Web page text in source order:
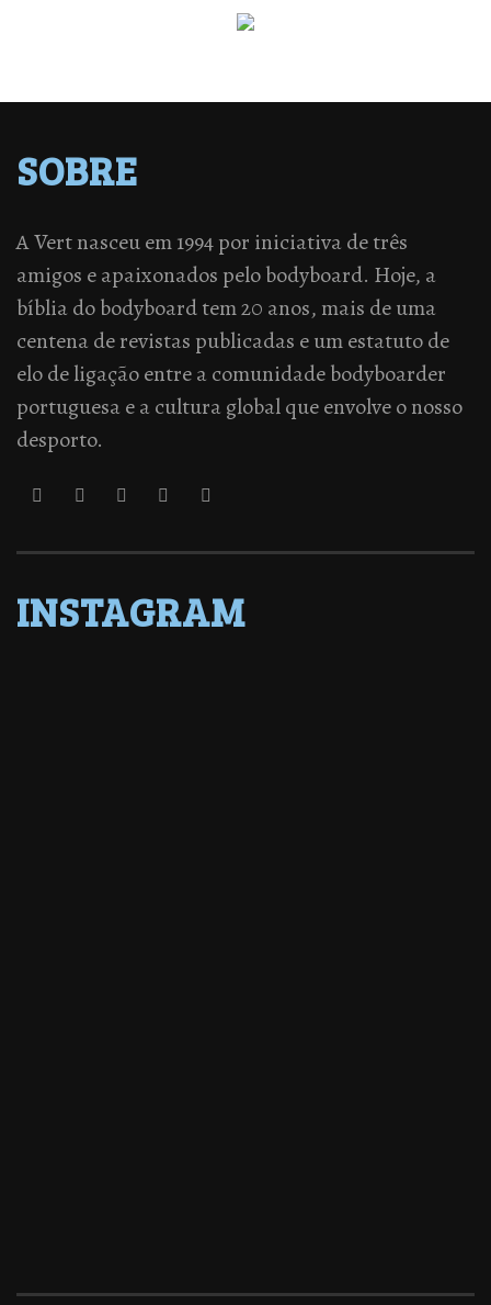
SOBRE
A Vert nasceu em 1994 por iniciativa de três
amigos e apaixonados pelo bodyboard. Hoje, a
bíblia do bodyboard tem 20 anos, mais de uma
centena de revistas publicadas e um estatuto de
elo de ligação entre a comunidade bodyboarder
portuguesa e a cultura global que envolve o nosso
desporto.
INSTAGRAM